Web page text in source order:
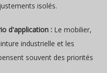
isolés.
d'application : Le mobilier,
industrielle et les
souvent des priorités